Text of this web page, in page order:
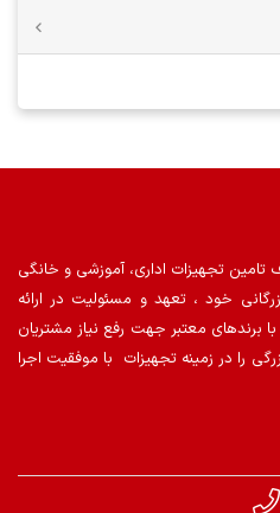
تجهیزات اداری، آموزشی و خانگی
خود ، تعهد و مسئولیت در ارائه
برندهای معتبر جهت رفع نیاز مشتریان
را در زمینه تجهیزات با موفقیت اجرا